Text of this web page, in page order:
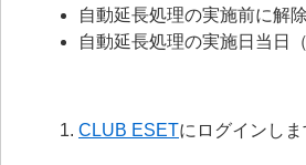
自動延長処理の実施前に解
自動延長処理の実施日当日
CLUB ESETにログインしま